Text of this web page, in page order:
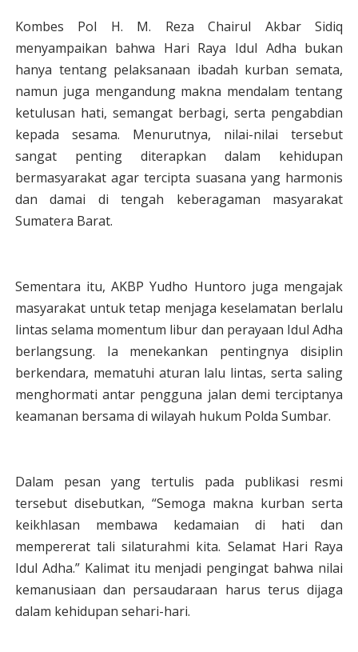
Kombes Pol H. M. Reza Chairul Akbar Sidiq
menyampaikan bahwa Hari Raya Idul Adha bukan
hanya tentang pelaksanaan ibadah kurban semata,
namun juga mengandung makna mendalam tentang
ketulusan hati, semangat berbagi, serta pengabdian
kepada sesama. Menurutnya, nilai-nilai tersebut
sangat penting diterapkan dalam kehidupan
bermasyarakat agar tercipta suasana yang harmonis
dan damai di tengah keberagaman masyarakat
Sumatera Barat.
Sementara itu, AKBP Yudho Huntoro juga mengajak
masyarakat untuk tetap menjaga keselamatan berlalu
lintas selama momentum libur dan perayaan Idul Adha
berlangsung. Ia menekankan pentingnya disiplin
berkendara, mematuhi aturan lalu lintas, serta saling
menghormati antar pengguna jalan demi terciptanya
keamanan bersama di wilayah hukum Polda Sumbar.
Dalam pesan yang tertulis pada publikasi resmi
tersebut disebutkan, “Semoga makna kurban serta
keikhlasan membawa kedamaian di hati dan
mempererat tali silaturahmi kita. Selamat Hari Raya
Idul Adha.” Kalimat itu menjadi pengingat bahwa nilai
kemanusiaan dan persaudaraan harus terus dijaga
dalam kehidupan sehari-hari.